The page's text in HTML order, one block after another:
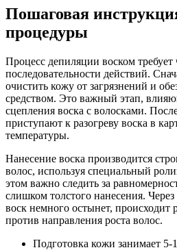
Пошаговая
процедуры
Процесс депиляции воском требует
последовательности действий.
очистить кожу от загрязнений и
средством. Это важный этап,
сцепления воска с волосками.
приступают к разогреву воска в
температуры.
Нанесение воска производится
волос, используя специальный
этом важно следить за
слишком толстого нанесения. Через
воск немного остынет, происходит
против направления роста волос.
Подготовка кожи занимает 5-